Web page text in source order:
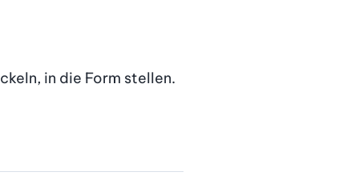
in die Form stellen.